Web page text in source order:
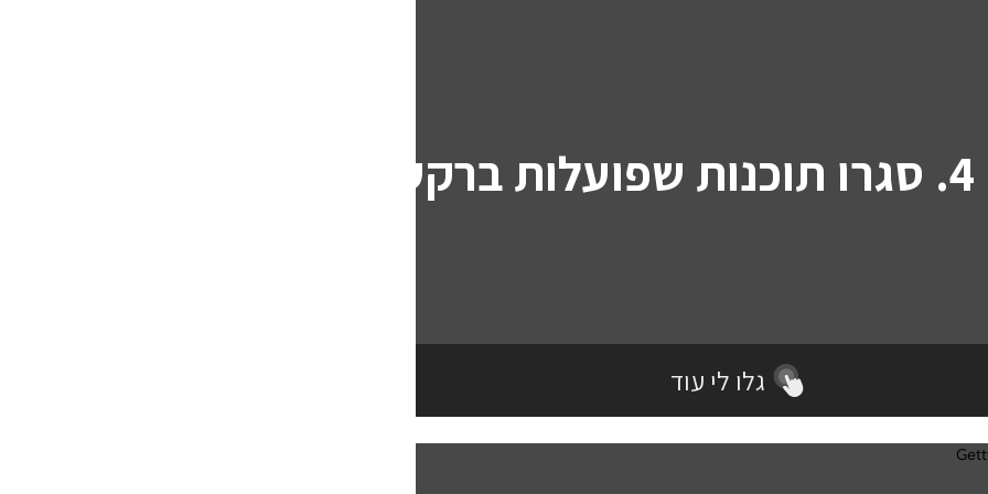
4. סגרו תוכנות שפועלות ברקע
גלו לי עוד
בכל רוחב הפס העומד לרשותן